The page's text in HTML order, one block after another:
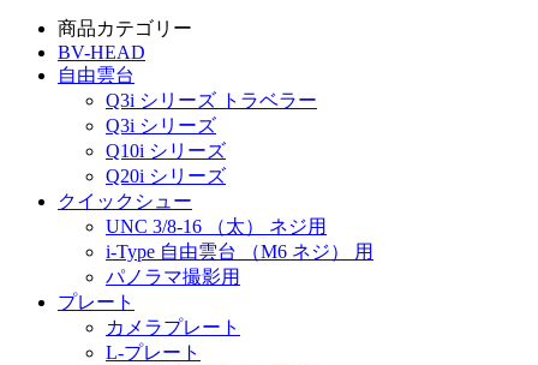
商品カテゴリー
BV-HEAD
自由雲台
Q3i シリーズ トラベラー
Q3i シリーズ
Q10i シリーズ
Q20i シリーズ
クイックシュー
UNC 3/8-16 （太） ネジ用
i-Type 自由雲台 （M6 ネジ） 用
パノラマ撮影用
プレート
カメラプレート
L-プレート